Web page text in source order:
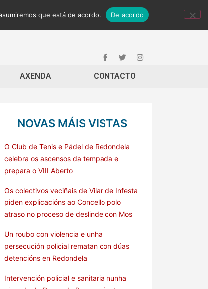
AXENDA CONTACTO
NOVAS MÁIS VISTAS
O Club de Tenis e Pádel de Redondela
celebra os ascensos da tempada e
prepara o VIII Aberto
Os colectivos veciñais de Vilar de Infesta
piden explicacións ao Concello polo
atraso no proceso de deslinde con Mos
Un roubo con violencia e unha
persecución policial rematan con dúas
detencións en Redondela
Intervención policial e sanitaria nunha
que está de acordo. De acordo